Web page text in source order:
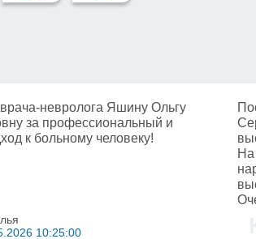
невролога Яшину Ольгу
за профессиональный и
к больному человеку!
10:25:00
На